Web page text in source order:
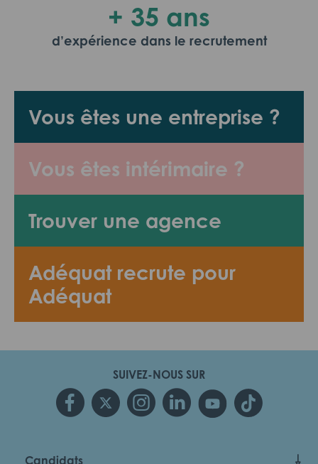
Vous êtes une entreprise ?
Vous êtes intérimaire ?
Trouver une agence
Adéquat recrute pour
Adéquat
+ 35 ans
d’expérience dans le recrutement
SUIVEZ-NOUS SUR
Candidats